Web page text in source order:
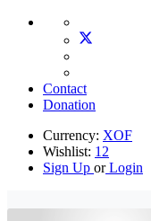
Contact
Donation
Currency: XOF
Wishlist: 12
Sign Up orLogin